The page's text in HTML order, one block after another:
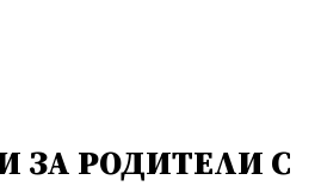
ЗА РОДИТЕЛИ С